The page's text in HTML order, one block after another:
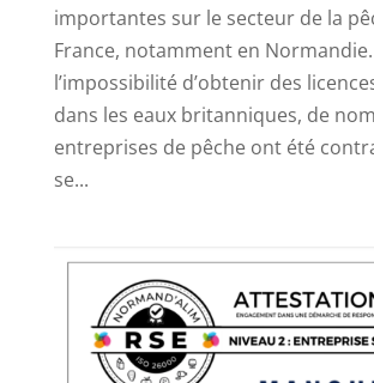
importantes sur le secteur de la
France, notamment en Normandie.
l’impossibilité d’obtenir des
dans les eaux britanniques, de
entreprises de pêche ont été
se...